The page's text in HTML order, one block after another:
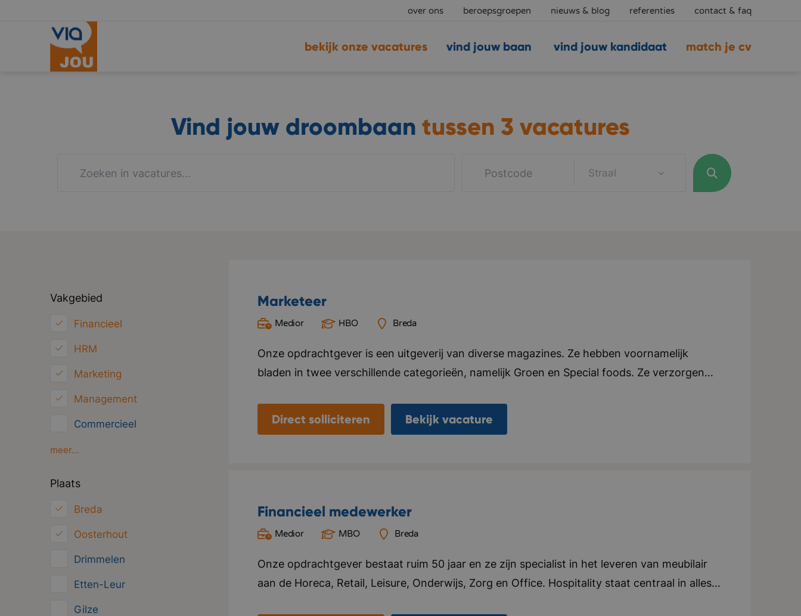
over ons beroepsgroepen nieuws & blog referenties contact & faq
match je cv
vind jouw baan vind jouw kandidaat
bekijk onze vacatures
Vind jouw droombaan tussen 3 vacatures
Straal
Vakgebied
Financieel
HRM
Marketing
Management
Commercieel
Klantenservice
meer...
Plaats
Breda
Oosterhout
Drimmelen
Etten-Leur
Gilze
Marketeer
Medior HBO Breda
Onze opdrachtgever is een uitgeverij van diverse magazines. Ze hebben voornamelijk
bladen in twee verschillende categorieën, namelijk Groen en Special foods. Ze verzorgen
internationale uitgeverijen in het distribueren van hun tijdschriften in zowel Nederland als
Direct solliciteren Bekijk vacature
Financieel medewerker
Medior MBO Breda
Onze opdrachtgever bestaat ruim 50 jaar en ze zijn specialist in het leveren van meubilair
aan de Horeca, Retail, Leisure, Onderwijs, Zorg en Office. Hospitality staat centraal in alles